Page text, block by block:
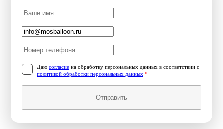
Даю согласие на обработку персональных данных в соответствии с
политикой обработки персональных данных *
Отправить